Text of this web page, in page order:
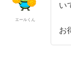
エールくん
い
お